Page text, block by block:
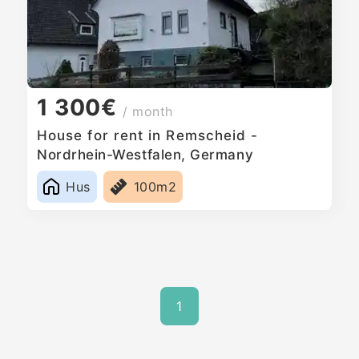
1 300€ / month
House for rent in Remscheid -
Nordrhein-Westfalen, Germany
Hus
100m2
1